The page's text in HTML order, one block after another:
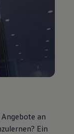
an
Ein